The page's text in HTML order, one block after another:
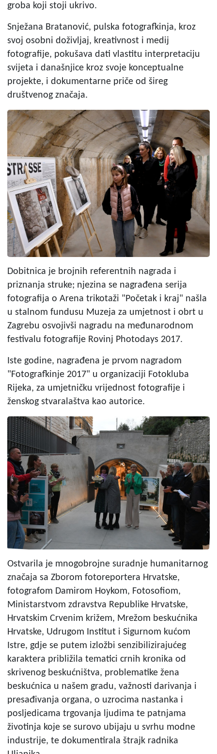
groba koji stoji ukrivo.
Snježana Bratanović, pulska fotografkinja, kroz
svoj osobni doživljaj, kreativnost i medij
fotografije, pokušava dati vlastitu interpretaciju
svijeta i današnjice kroz svoje konceptualne
projekte, i dokumentarne priče od šireg
društvenog značaja.
Dobitnica je brojnih referentnih nagrada i
priznanja struke; njezina se nagrađena serija
fotografija o Arena trikotaži "Početak i kraj" našla
u stalnom fundusu Muzeja za umjetnost i obrt u
Zagrebu osvojivši nagradu na međunarodnom
festivalu fotografije Rovinj Photodays 2017.
Iste godine, nagrađena je prvom nagradom
"Fotografkinje 2017" u organizaciji Fotokluba
Rijeka, za umjetničku vrijednost fotografije i
ženskog stvaralaštva kao autorice.
Ostvarila je mnogobrojne suradnje humanitarnog
značaja sa Zborom fotoreportera Hrvatske,
fotografom Damirom Hoykom, Fotosofiom,
Ministarstvom zdravstva Republike Hrvatske,
Hrvatskim Crvenim križem, Mrežom beskućnika
Hrvatske, Udrugom Institut i Sigurnom kućom
Istre, gdje se putem izložbi senzibilizirajućeg
karaktera približila tematici crnih kronika od
skrivenog beskućništva, problematike žena
beskućnica u našem gradu, važnosti darivanja i
presađivanja organa, o uzrocima nastanka i
posljedicama trgovanja ljudima te patnjama
životinja koje se surovo ubijaju u svrhu modne
industrije, te dokumentirala štrajk radnika